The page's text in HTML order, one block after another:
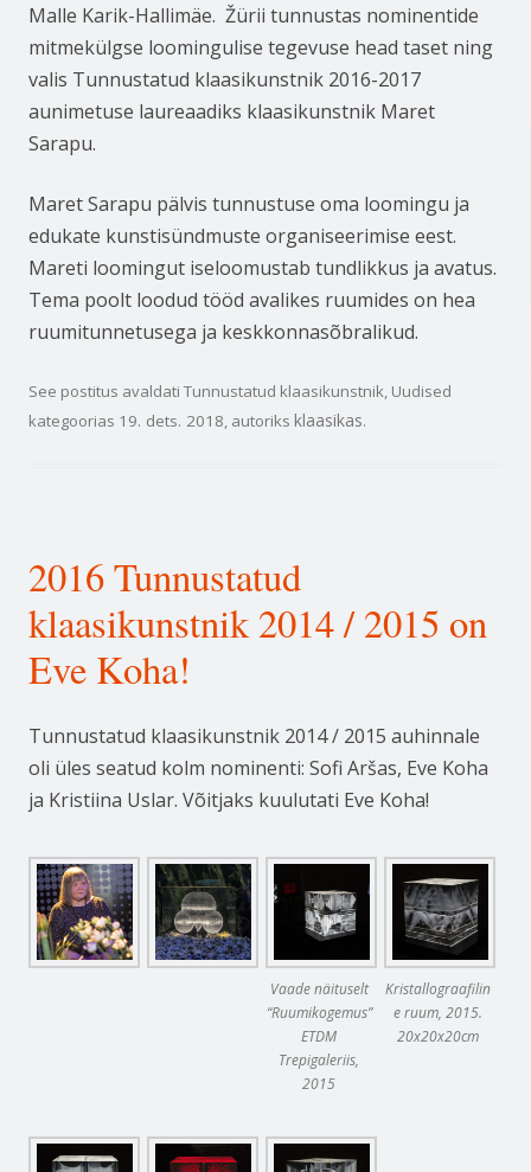
Malle Karik-Hallimäe. Žürii tunnustas nominentide
mitmekülgse loomingulise tegevuse head taset ning
valis Tunnustatud klaasikunstnik 2016-2017
aunimetuse laureaadiks klaasikunstnik Maret
Sarapu.
Maret Sarapu pälvis tunnustuse oma loomingu ja
edukate kunstisündmuste organiseerimise eest.
Mareti loomingut iseloomustab tundlikkus ja avatus.
Tema poolt loodud tööd avalikes ruumides on hea
ruumitunnetusega ja keskkonnasõbralikud.
See postitus avaldati Tunnustatud klaasikunstnik, Uudised
kategoorias 19. dets. 2018, autoriks klaasikas.
2016 Tunnustatud
klaasikunstnik 2014 / 2015 on
Eve Koha!
Tunnustatud klaasikunstnik 2014 / 2015 auhinnale
oli üles seatud kolm nominenti: Sofi Aršas, Eve Koha
ja Kristiina Uslar. Võitjaks kuulutati Eve Koha!
Vaade näituselt
“Ruumikogemus”
ETDM
Trepigaleriis,
2015
Kristallograafilin
e ruum, 2015.
20x20x20cm